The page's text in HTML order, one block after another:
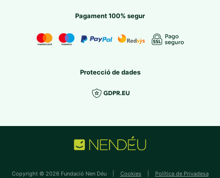
Pagament 100% segur
Protecció de dades
Copyright © 2026 Fundació Nen Déu | Cookies
Política de Privadesa